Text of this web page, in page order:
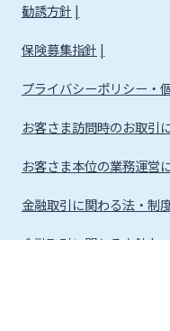
勧誘方針
保険募集指針
プライバシーポリシー・
お客さま訪問時のお取引
お客さま本位の業務運営
金融取引に関わる法・制
金融取引に関わる方針